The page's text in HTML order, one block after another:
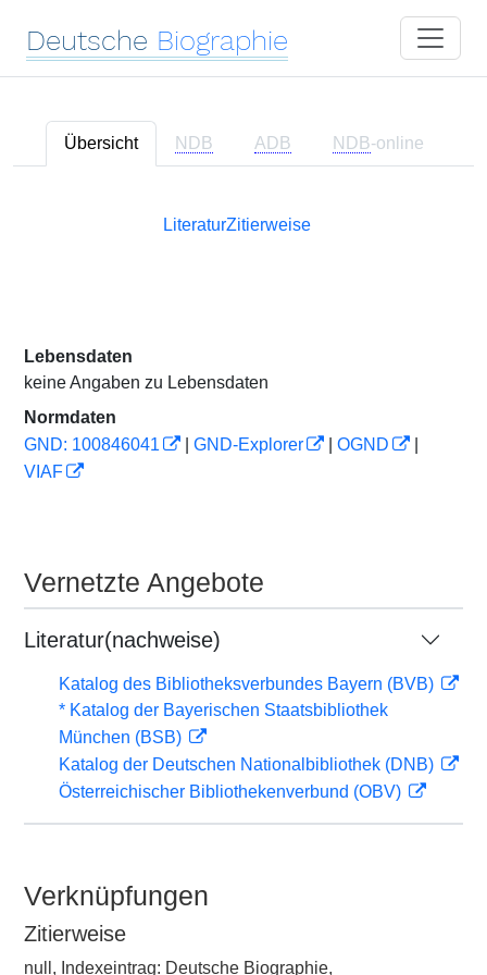
Deutsche Biographie
Übersicht NDB ADB NDB-online
LiteraturZitierweise
Lebensdaten
keine Angaben zu Lebensdaten
Normdaten
GND: 100846041
GND-Explorer OGND
VIAF
Vernetzte Angebote
Literatur(nachweise)
Katalog des Bibliotheksverbundes Bayern (BVB)
* Katalog der Bayerischen Staatsbibliothek
München (BSB)
Katalog der Deutschen Nationalbibliothek (DNB)
Österreichischer Bibliothekenverbund (OBV)
Verknüpfungen
Zitierweise
null, Indexeintrag: Deutsche Biographie,